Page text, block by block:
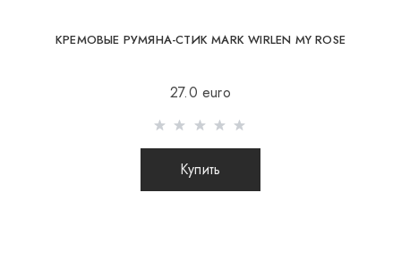
КРЕМОВЫЕ РУМЯНА-СТИК MARK WIRLEN MY ROSE
27.0 euro
Купить